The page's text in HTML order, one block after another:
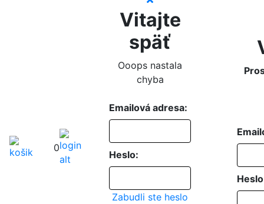
0
Vitajte
späť
Ooops nastala
chyba
Emailová adresa:
Heslo:
Zabudli ste heslo